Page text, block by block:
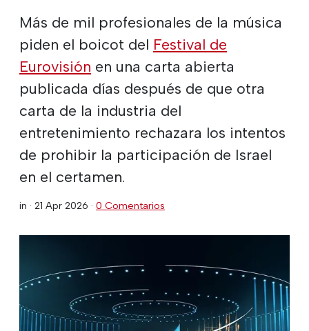
Más de mil profesionales de la música
piden el boicot del Festival de
Eurovisión en una carta abierta
publicada días después de que otra
carta de la industria del
entretenimiento rechazara los intentos
de prohibir la participación de Israel
en el certamen.
in · 21 Apr 2026 · 0 Comentarios